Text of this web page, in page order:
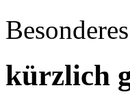
kürzlich